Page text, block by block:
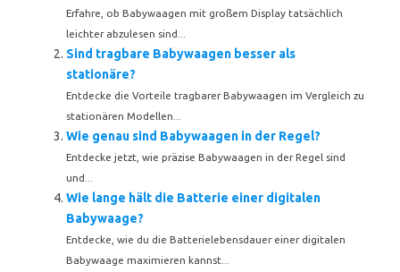
Erfahre, ob Babywaagen mit großem Display tatsächlich
leichter abzulesen sind...
Sind tragbare Babywaagen besser als
stationäre?
Entdecke die Vorteile tragbarer Babywaagen im Vergleich zu
stationären Modellen...
Wie genau sind Babywaagen in der Regel?
Entdecke jetzt, wie präzise Babywaagen in der Regel sind
und...
Wie lange hält die Batterie einer digitalen
Babywaage?
Entdecke, wie du die Batterielebensdauer einer digitalen
Babywaage maximieren kannst...